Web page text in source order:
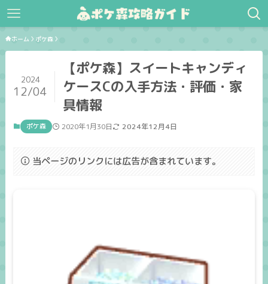
ホーム ポケ森
【ポケ森】スイートキャンディ
ケースCの入手方法・評価・家
具情報
2024
12/04
ポケ森 2020年1月30日 2024年12月4日
当ページのリンクには広告が含まれています。